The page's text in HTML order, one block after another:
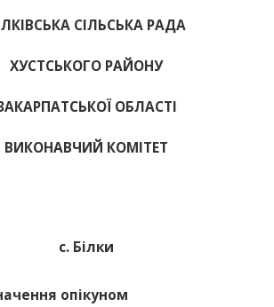
СІЛЬСЬКА РАДА
ХУСТСЬКОГО РАЙОНУ
ОБЛАСТІ
ВИКОНАВЧИЙ КОМІТЕТ
с. Білки
опікуном